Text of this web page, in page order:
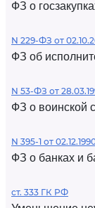
ФЗ о
N 229-ФЗ от
ФЗ об
N 53-ФЗ от
ФЗ о воинской
N 395-1 от
ФЗ о банках и
ст. 333 ГК РФ